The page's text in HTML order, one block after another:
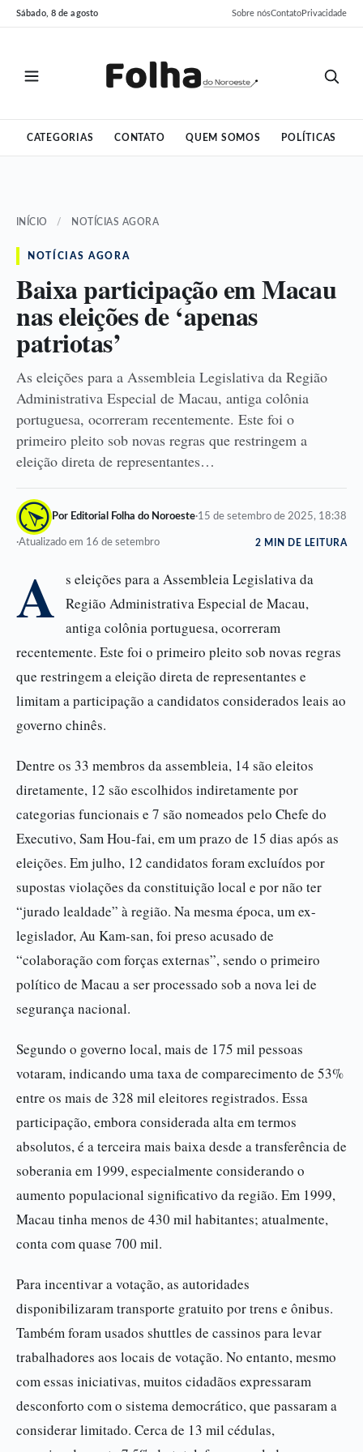
Pular
para
Pular
para
Sábado, 8 de agosto Sobre nósContatoPrivacidade
CATEGORIAS CONTATO QUEM SOMOS POLÍTICAS
INÍCIO / NOTÍCIAS AGORA
NOTÍCIAS AGORA
Baixa participação em Macau
nas eleições de ‘apenas
patriotas’
As eleições para a Assembleia Legislativa da Região
Administrativa Especial de Macau, antiga colônia
portuguesa, ocorreram recentemente. Este foi o
primeiro pleito sob novas regras que restringem a
eleição direta de representantes…
Por Editorial Folha do Noroeste·15 de setembro de 2025, 18:38
·Atualizado em 16 de setembro 2 MIN DE LEITURA
A
s eleições para a Assembleia Legislativa da
Região Administrativa Especial de Macau,
antiga colônia portuguesa, ocorreram
recentemente. Este foi o primeiro pleito sob novas regras
que restringem a eleição direta de representantes e
limitam a participação a candidatos considerados leais ao
governo chinês.
Dentre os 33 membros da assembleia, 14 são eleitos
diretamente, 12 são escolhidos indiretamente por
categorias funcionais e 7 são nomeados pelo Chefe do
Executivo, Sam Hou-fai, em um prazo de 15 dias após as
eleições. Em julho, 12 candidatos foram excluídos por
supostas violações da constituição local e por não ter
“jurado lealdade” à região. Na mesma época, um ex-
legislador, Au Kam-san, foi preso acusado de
“colaboração com forças externas”, sendo o primeiro
político de Macau a ser processado sob a nova lei de
segurança nacional.
Segundo o governo local, mais de 175 mil pessoas
votaram, indicando uma taxa de comparecimento de 53%
entre os mais de 328 mil eleitores registrados. Essa
participação, embora considerada alta em termos
absolutos, é a terceira mais baixa desde a transferência de
soberania em 1999, especialmente considerando o
aumento populacional significativo da região. Em 1999,
Macau tinha menos de 430 mil habitantes; atualmente,
conta com quase 700 mil.
Para incentivar a votação, as autoridades
disponibilizaram transporte gratuito por trens e ônibus.
Também foram usados shuttles de cassinos para levar
trabalhadores aos locais de votação. No entanto, mesmo
com essas iniciativas, muitos cidadãos expressaram
desconforto com o sistema democrático, que passaram a
considerar limitado. Cerca de 13 mil cédulas,